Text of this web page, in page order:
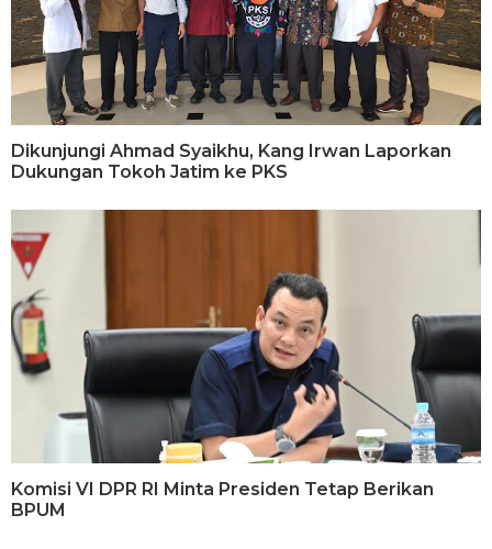
Dikunjungi Ahmad Syaikhu, Kang Irwan Laporkan
Dukungan Tokoh Jatim ke PKS
Komisi VI DPR RI Minta Presiden Tetap Berikan
BPUM